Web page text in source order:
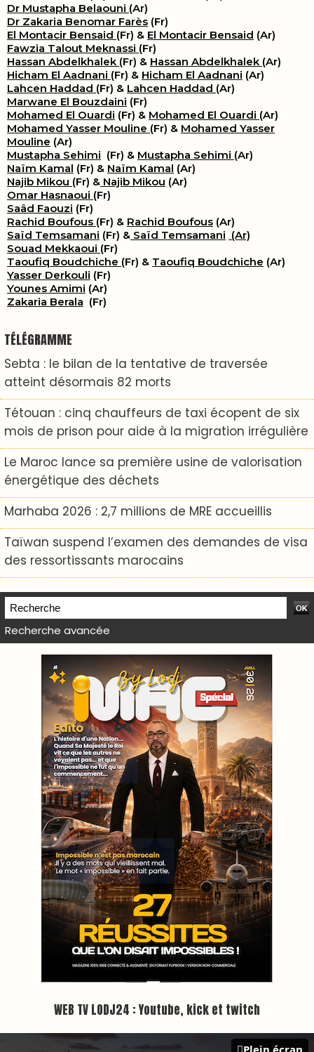
Dr Mustapha Belaouni (Ar)
Dr Zakaria Benomar Farès (Fr)
El Montacir Bensaid (Fr) & El Montacir Bensaid (Ar)
Fawzia Talout Meknassi (Fr)
Hassan Abdelkhalek (Fr) & Hassan Abdelkhalek (Ar)
Hicham El Aadnani (Fr) & Hicham El Aadnani (Ar)
Lahcen Haddad (Fr) & Lahcen Haddad (Ar)
Marwane El Bouzdaini (Fr)
Mohamed El Ouardi (Fr) & Mohamed El Ouardi (Ar)
Mohamed Yasser Mouline (Fr) & Mohamed Yasser
Mouline (Ar)
Mustapha Sehimi (Fr) & Mustapha Sehimi (Ar)
Naïm Kamal (Fr) & Naïm Kamal (Ar)
Najib Mikou (Fr) & Najib Mikou (Ar)
Omar Hasnaoui (Fr)
Saâd Faouzi (Fr)
Rachid Boufous (Fr) & Rachid Boufous (Ar)
Saïd Temsamani (Fr) & Saïd Temsamani (Ar)
Souad Mekkaoui (Fr)
Taoufiq Boudchiche (Fr) & Taoufiq Boudchiche (Ar)
Yasser Derkouli (Fr)
Younes Amimi (Ar)
Zakaria Berala (Fr)
TÉLÉGRAMME
Sebta : le bilan de la tentative de traversée
atteint désormais 82 morts
Tétouan : cinq chauffeurs de taxi écopent de six
mois de prison pour aide à la migration irrégulière
Le Maroc lance sa première usine de valorisation
énergétique des déchets
Marhaba 2026 : 2,7 millions de MRE accueillis
Taïwan suspend l’examen des demandes de visa
des ressortissants marocains
Recherche avancée
WEB TV LODJ24 : Youtube, kick et twitch
Plein écran
Inscription à la newsletter
Plus d'informations sur cette page :